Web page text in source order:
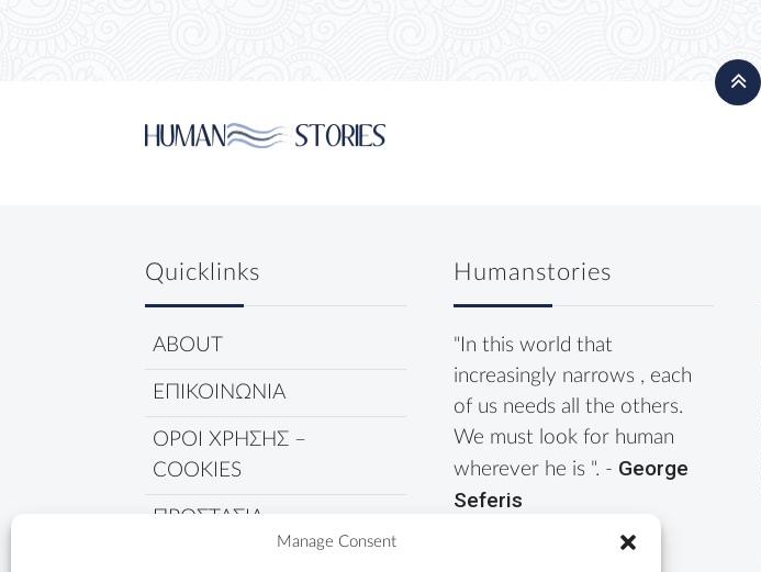
Manage Consent
Quicklinks
ABOUT
ΕΠΙΚΟΙΝΩΝΙΑ
ΟΡΟΙ ΧΡΗΣΗΣ –
COOKIES
ΠΡΟΣΤΑΣΙΑ
ΔΕΔΟΜΕΝΩΝ
Humanstories
"In this world that
increasingly narrows , each
of us needs all the others.
We must look for human
wherever he is ". - George
Seferis